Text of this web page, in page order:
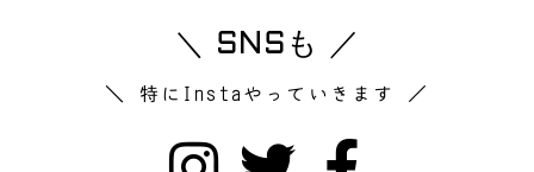
＼ SNSも ／
＼ 特にInstaやっていきます ／